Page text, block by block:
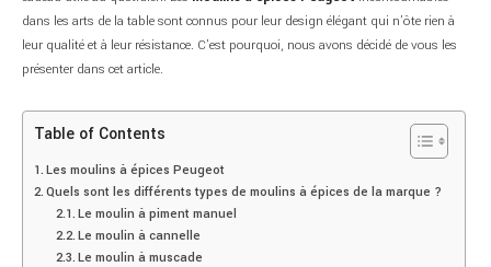
dans les arts de la table sont connus pour leur design élégant qui n’ôte rien à
leur qualité et à leur résistance. C’est pourquoi, nous avons décidé de vous les
présenter dans cet article.
Table of Contents
Les moulins à épices Peugeot
Quels sont les différents types de moulins à épices de la marque ?
Le moulin à piment manuel
Le moulin à cannelle
Le moulin à muscade